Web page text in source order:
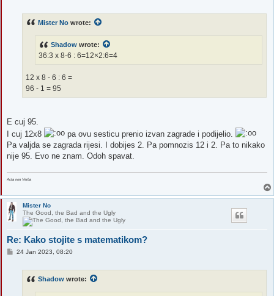
Mister No wrote:
Shadow wrote:
36:3 x 8-6 : 6=12×2:6=4
12 x 8 - 6 : 6 =
96 - 1 = 95
E cuj 95.
I cuj 12x8
pa ovu sesticu prenio izvan zagrade i podijelio.
Pa valjda se zagrada rijesi. I dobijes 2. Pa pomnozis 12 i 2. Pa to nikako
nije 95. Evo ne znam. Odoh spavat.
Acta non Verba
Mister No
The Good, the Bad and the Ugly
Re: Kako stojite s matematikom?
P24 Jan 2023, 08:20
Shadow wrote: